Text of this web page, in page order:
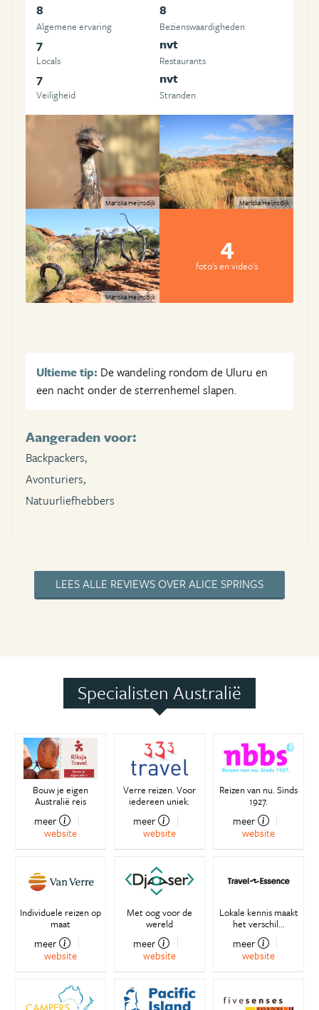
8
Algemene ervaring
8
Beziens­waardigheden
7
Locals
nvt
Restaurants
7
Veiligheid
nvt
Stranden
Mariska Heijnsdijk Mariska Heijnsdijk
Mariska Heijnsdijk
4
foto's en video's
Ultieme tip: De wandeling rondom de Uluru en
een nacht onder de sterrenhemel slapen.
Aangeraden voor:
Backpackers,
Avonturiers,
Natuurliefhebbers
LEES ALLE REVIEWS OVER ALICE SPRINGS
Specialisten Australië
Bouw je eigen
Australië reis
meer
website
Verre reizen. Voor
iedereen uniek.
meer
website
Reizen van nu. Sinds
1927.
meer
website
Individuele reizen op
maat
meer
website
Met oog voor de
wereld
meer
website
Lokale kennis maakt
het verschil...
meer
website